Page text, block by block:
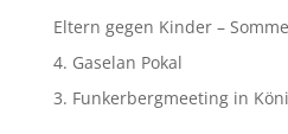
Eltern gegen Kinder –
4. Gaselan Pokal
3. Funkerbergmeeting in